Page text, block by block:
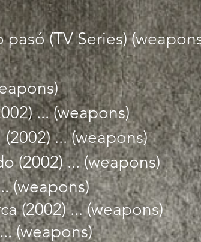
(TV Series)
... (weapons)
... (weapons)
(2002) ... (weapons)
(weapons)
(2002) ... (weapons)
(weapons)